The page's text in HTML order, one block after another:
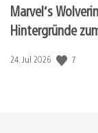
Marvel‘s
Hintergründe
Veröffentlichungsdatum:
24. Jul 2026 7